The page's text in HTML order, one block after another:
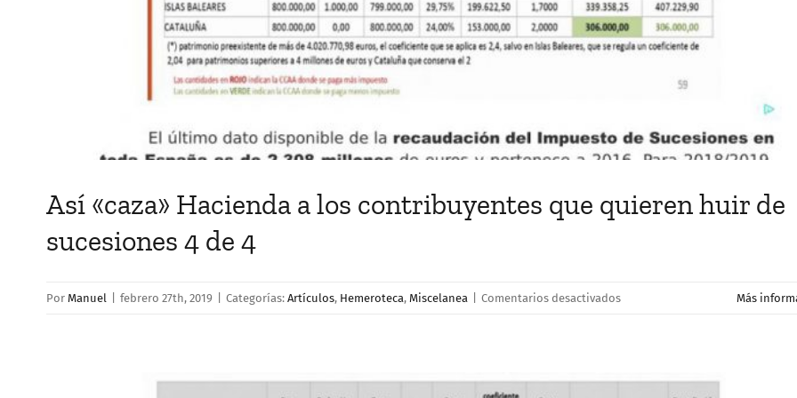
casos
de
Así «caza» Hacienda a los contribuyentes que quieren huir de
sucesiones 4 de 4
Por Manuel febrero 27th, 2019 Categorías: Artículos, Hemeroteca, Miscelanea Comentarios desactivadosen
Más